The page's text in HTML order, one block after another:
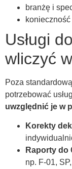
branżę i
Usługi
wliczyć
Poza
potrzebować
uwzględnić je w
Korekty
Raporty do
np. F-01,